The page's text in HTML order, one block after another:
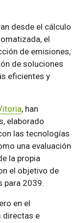
desde el cálculo
el
de emisiones,
de soluciones
eficientes y
, han
elaborado
las tecnologías
una evaluación
la propia
el objetivo de
para 2039.
en el
directas e